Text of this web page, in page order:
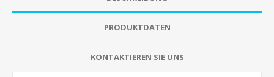
PRODUKTDATEN
KONTAKTIEREN SIE UNS